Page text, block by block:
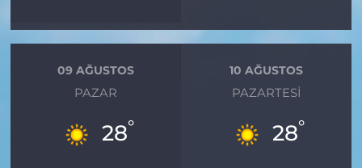
09 AĞUSTOS
PAZAR
28°
10 AĞUSTOS
PAZARTESI
28°